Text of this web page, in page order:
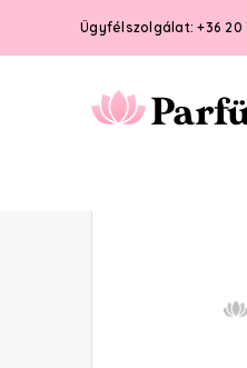
Ügyfélszolgálat: +36 20